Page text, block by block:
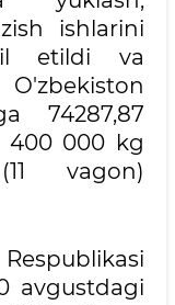
ishlarini
etildi va
74287,87
400 000 kg
vagon)
avgustdagi